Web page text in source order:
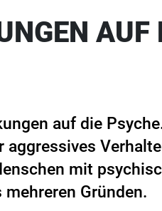
AUF
auf die
aggressives
mit
Gründen.